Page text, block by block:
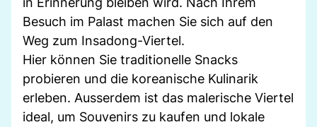
Besuch im Palast machen Sie sich auf den
Weg zum Insadong-Viertel.
Hier können Sie traditionelle Snacks
probieren und die koreanische Kulinarik
erleben. Ausserdem ist das malerische Viertel
ideal, um Souvenirs zu kaufen und lokale